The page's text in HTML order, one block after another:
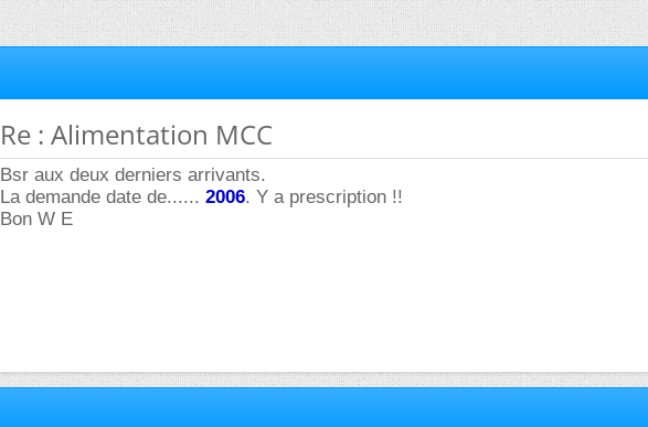
Re : Alimentation MCC
Bsr aux deux derniers arrivants.
La demande date de...... 2006. Y a prescription !!
Bon W E